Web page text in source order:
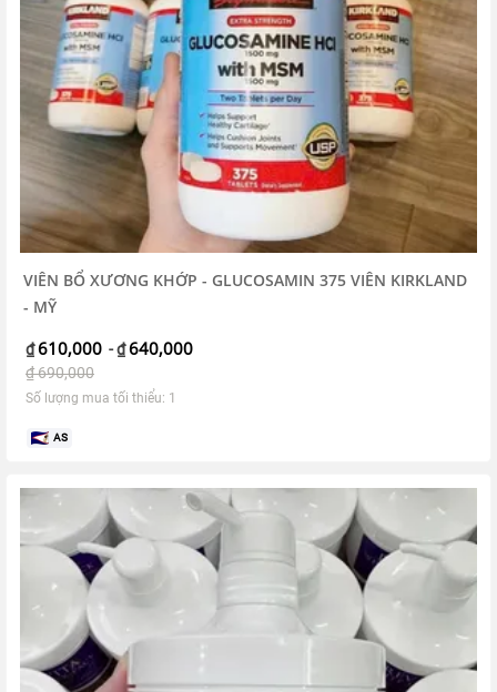
VIÊN BỔ XƯƠNG KHỚP - GLUCOSAMIN 375 VIÊN KIRKLAND
- MỸ
₫610,000 -₫640,000
₫690,000
Số lượng mua tối thiểu: 1
AS